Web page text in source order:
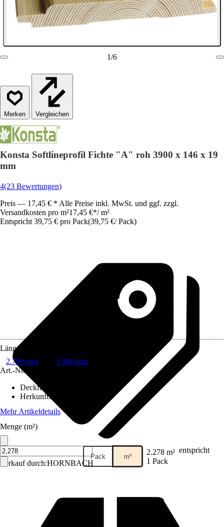
1/6
Vergleichen
Konsta Softlineprofil Fichte "A" roh 3900 x 146 x 19
mm
4(23 Bewertungen)
Preis — 17,45 € * Alle Preise inkl. MwSt. und ggf. zzgl.
Versandkosten pro m²17,45 €*/ m²
Entspricht 39,75 € pro Pack(39,75 €/ Pack)
Verkauf durch:HORNBACH
Länge
2.700 mm
3.900 mm
Art.-Nr.
Deckfläche
Herkunftsland
Mehr Artikeldetails
Menge (m²)
Pack m² 2.278 m² entspricht
1 Pack